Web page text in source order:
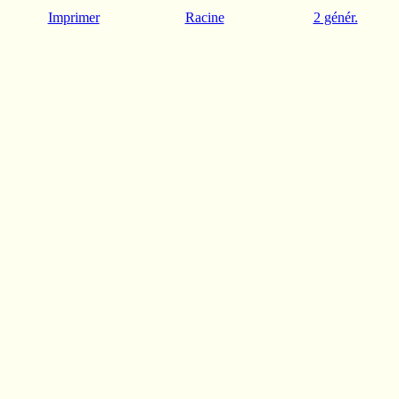
Imprimer Racine 2 génér.